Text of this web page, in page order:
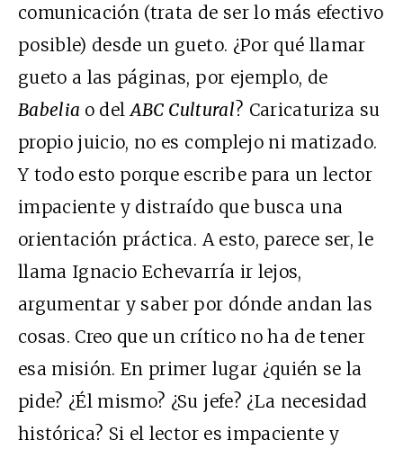
comunicación (trata de ser lo más efectivo
posible) desde un gueto. ¿Por qué llamar
gueto a las páginas, por ejemplo, de
Babelia o delABC Cultural? Caricaturiza su
propio juicio, no es complejo ni matizado.
Y todo esto porque escribe para un lector
impaciente y distraído que busca una
orientación práctica. A esto, parece ser, le
llama Ignacio Echevarría ir lejos,
argumentar y saber por dónde andan las
cosas. Creo que un crítico no ha de tener
esa misión. En primer lugar ¿quién se la
pide? ¿Él mismo? ¿Su jefe? ¿La necesidad
histórica? Si el lector es impaciente y